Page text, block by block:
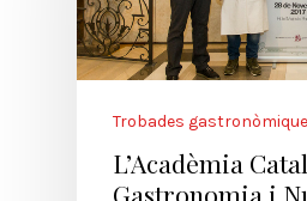
Trobades
L’Acadèmia
Gastronomia i